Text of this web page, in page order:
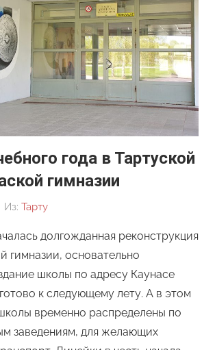
года в Тартуской
гимназии
От:
Гудым-
Приходько
Из: Тарту
долгожданная реконструкция
гимназии, основательно
школы по адресу Каунасе
к следующему лету. А в этом
временно распределены по
заведениям, для желающих